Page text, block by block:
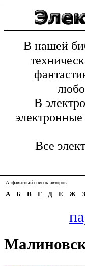
В нашей
В
электронные
Все
Алфавитный список авторов:
А Б В Г Д Е Ж З